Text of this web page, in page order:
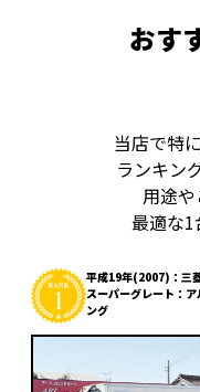
おす
当店で特
ランキン
用途や
最適な
平成19年(2007)：三
スーパーグレート：ア
ング